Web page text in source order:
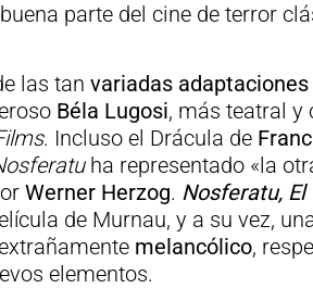
parte del cine de terror
las tan variadas adaptaciones
Béla Lugosi, más teatral y
. Incluso el Drácula de
ha representado «la
Werner Herzog. Nosferatu,
de Murnau, y a su vez,
melancólico,
elementos.